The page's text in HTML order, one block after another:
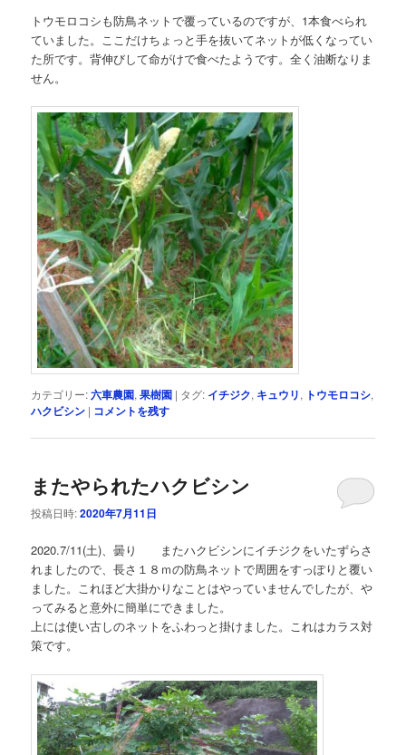
トウモロコシも防鳥ネットで覆っているのですが、1本食べられ
ていました。ここだけちょっと手を抜いてネットが低くなってい
た所です。背伸びして命がけで食べたようです。全く油断なりま
せん。
カテゴリー:六車農園,果樹園 | タグ: イチジク, キュウリ, トウモロコシ,
ハクビシン | コメントを残す
またやられたハクビシン
投稿日時:2020年7月11日
2020.7/11(土)、曇り またハクビシンにイチジクをいたずらさ
れましたので、長さ１８ｍの防鳥ネットで周囲をすっぽりと覆い
ました。これほど大掛かりなことはやっていませんでしたが、や
ってみると意外に簡単にできました。
上には使い古しのネットをふわっと掛けました。これはカラス対
策です。